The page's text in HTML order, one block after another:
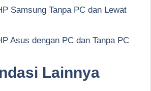
Samsung Tanpa PC dan Lewat
Asus dengan PC dan Tanpa PC
Lainnya